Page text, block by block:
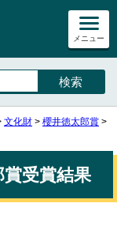
メニュー
文化財 > 櫻井徳太郎賞 >
受賞結果